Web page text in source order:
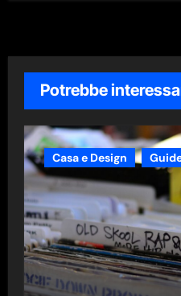
Potrebbe
Casa e Design